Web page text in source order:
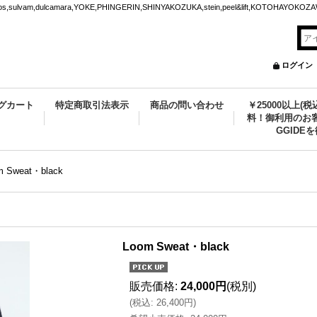
ログイン
カート 特定商取引法表示 商品の問い合わせ
￥25000以上(税
料！御利用のお
GGIDE
Sweat・black
Loom Sweat・black
販売価格: 24,000円 (税別)
(税込: 26,400円)